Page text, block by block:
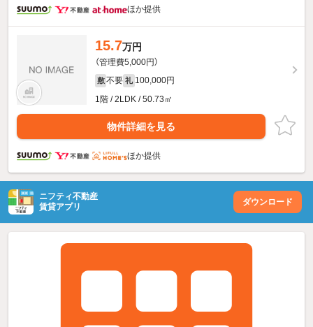
ほか提供
15.7万円
（管理費5,000円）
敷 不要 礼 100,000円
1階 / 2LDK / 50.73㎡
物件詳細を見る
ほか提供
ニフティ不動産
賃貸アプリ
ダウンロード